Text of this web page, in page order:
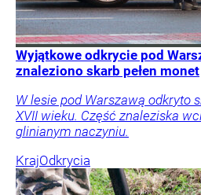
Wyjątkowe odkrycie pod
znaleziono skarb pełen monet
W lesie pod Warszawą odkryto
XVII wieku. Część znaleziska
glinianym naczyniu.
KrajOdkrycia